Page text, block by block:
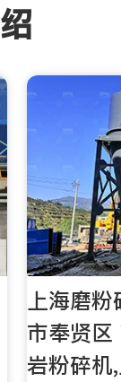
绍
上海磨粉
市奉贤
岩粉碎机